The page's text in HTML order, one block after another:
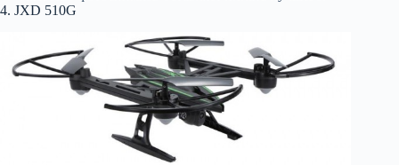
4. JXD 510G